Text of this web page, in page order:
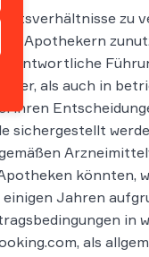
zu
Apothekern
als auch in
ihren
sichergestellt
könnten,
Jahren
in
als